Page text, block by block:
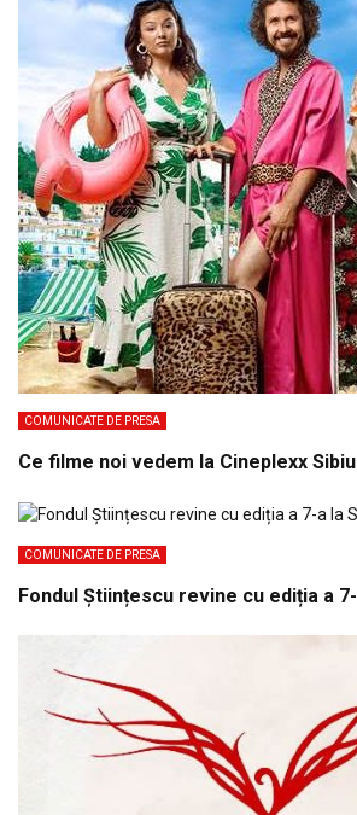
COMUNICATE DE PRESA
Ce filme noi vedem la Cineplexx
COMUNICATE DE PRESA
Fondul Științescu revine cu ediția a